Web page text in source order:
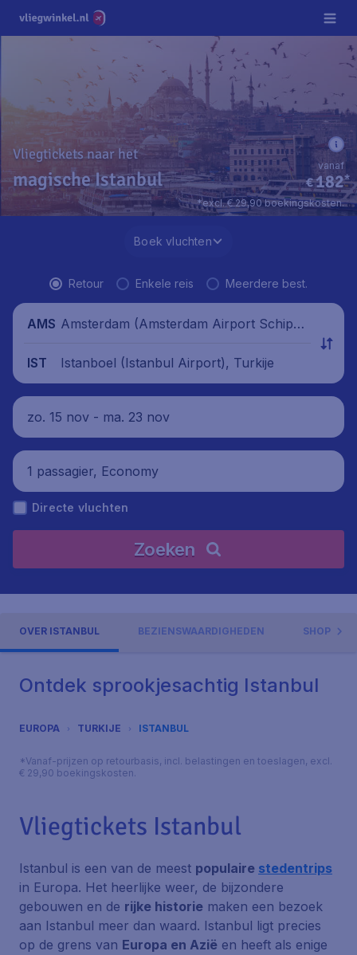
Vliegtickets naar het
magische Istanbul €182*
vanaf
*excl. € 29,90 boekingskosten.
Boek vluchten
Retour Enkele reis Meerdere best.
AMS Amsterdam (Amsterdam Airport Schipho
IST
Istanboel (Istanbul Airport), Turkije
zo. 15 nov - ma. 23 nov
1 passagier, Economy
Directe vluchten
Zoeken
OVER ISTANBUL BEZIENSWAARDIGHEDEN SHOPPEN
Ontdek sprookjesachtig Istanbul
EUROPA TURKIJE ISTANBUL
*Vanaf-prijzen op retourbasis, incl. belastingen en toeslagen, excl.
€ 29,90 boekingskosten.
Vliegtickets Istanbul
Istanbul is een van de meest populaire stedentrips
in Europa. Het heerlijke weer, de bijzondere
gebouwen en de rijke historie maken een bezoek
aan Istanbul meer dan waard. Istanbul ligt precies
op de grens van Europa en Azië en heeft als enige